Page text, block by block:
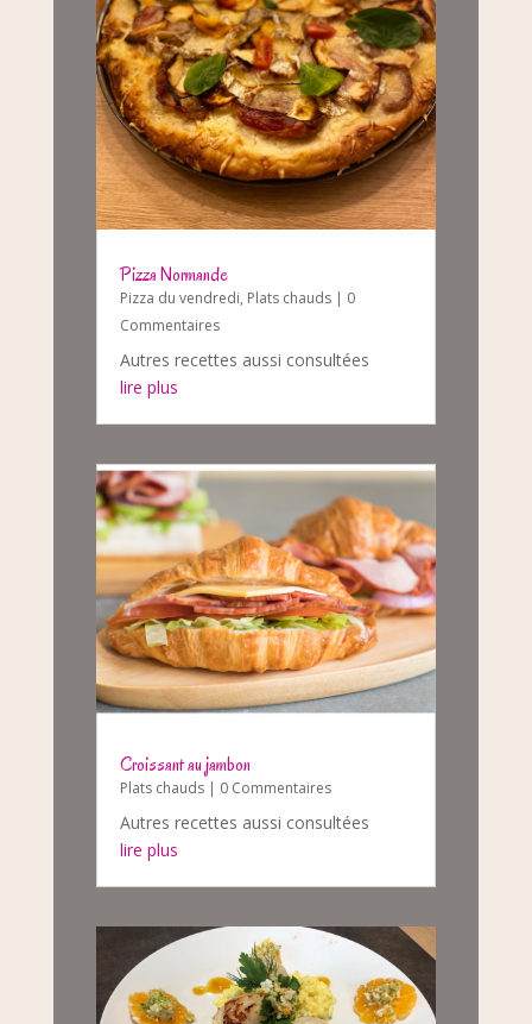
Pizza Normande
Pizza du vendredi, Plats chauds| 0
Commentaires
Autres recettes aussi consultées
lire plus
Croissant au jambon
Plats chauds| 0 Commentaires
Autres recettes aussi consultées
lire plus